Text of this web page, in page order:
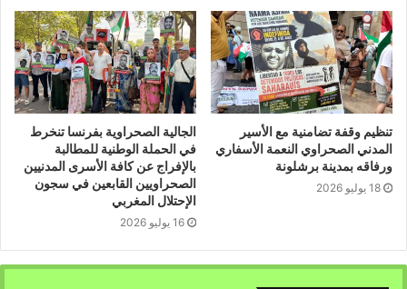
تنظيم وقفة تضامنية مع الأسير
المدني الصحراوي النعمة الأسفاري
ورفاقه بمدينة برشلونة
18 يوليو 2026
الجالية الصحراوية بفرنسا تنخرط
في الحملة الوطنية للمطالبة
بالإفراج عن كافة الأسرى المدنيين
الصحراويين القابعين في سجون
الإحتلال المغربي
16 يوليو 2026